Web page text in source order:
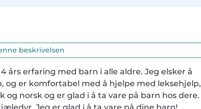
beskrivelsen
års erfaring med barn i alle aldre. Jeg elsker å
og er komfortabel med å hjelpe med leksehjelp,
norsk og er glad i å ta vare på barn hos dere.
Jeg er glad i å ta vare på dine barn!